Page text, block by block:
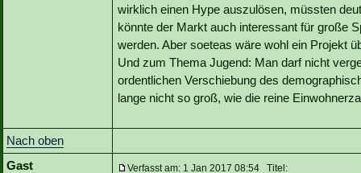
wirklich einen Hype auszulösen, müssten
könnte der Markt auch interessant für große
werden. Aber soeteas wäre wohl ein Projekt
Und zum Thema Jugend: Man darf nicht
ordentlichen Verschiebung des
lange nicht so groß, wie die reine
Nach oben
Gast
Verfasst am: 1 Jan 2017 08:54 Titel: